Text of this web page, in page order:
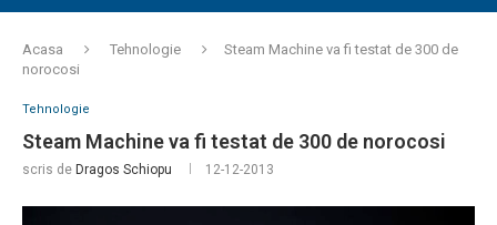
Acasa Tehnologie
Steam Machine va fi testat de 300 de
norocosi
Tehnologie
Steam Machine va fi testat de 300 de norocosi
scris de Dragos Schiopu 12-12-2013